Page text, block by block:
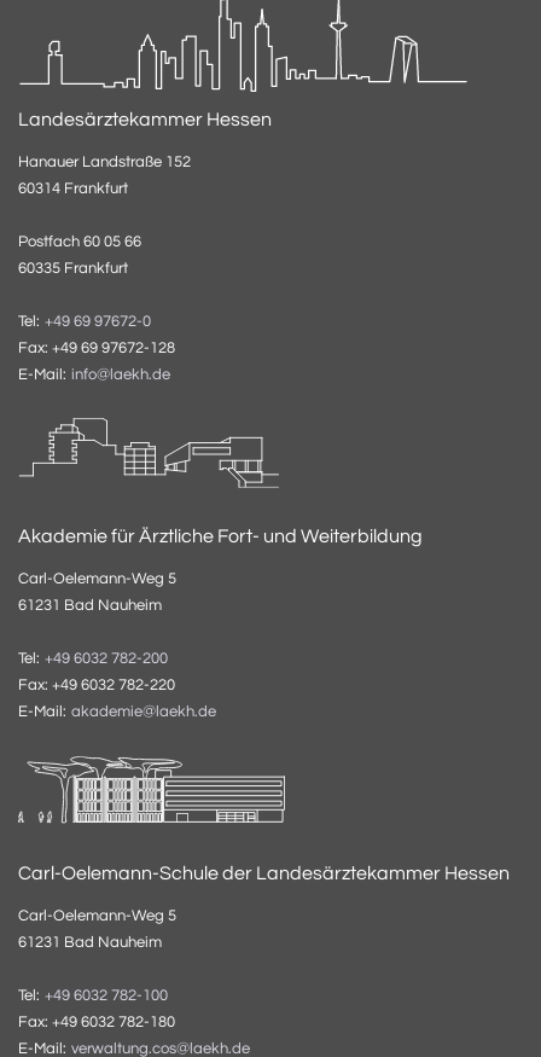
Landesärztekammer Hessen
Hanauer Landstraße 152
60314 Frankfurt
Postfach 60 05 66
60335 Frankfurt
Tel: +49 69 97672-0
Fax: +49 69 97672-128
E-Mail: info@laekh.de
Akademie für Ärztliche Fort- und Weiterbildung
Carl-Oelemann-Weg 5
61231 Bad Nauheim
Tel: +49 6032 782-200
Fax: +49 6032 782-220
E-Mail: akademie@laekh.de
Carl-Oelemann-Schule der Landesärztekammer Hessen
Carl-Oelemann-Weg 5
61231 Bad Nauheim
Tel: +49 6032 782-100
Fax: +49 6032 782-180
E-Mail: verwaltung.cos@laekh.de